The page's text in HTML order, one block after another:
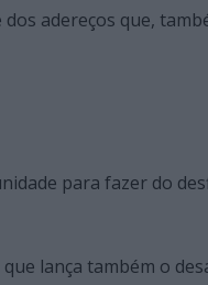
adereços que,
para fazer do
lança também o